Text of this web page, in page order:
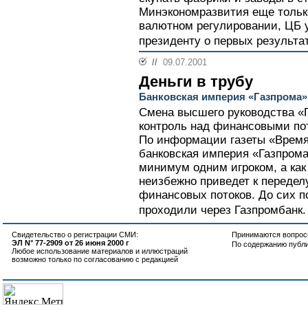
Минэкономразвития еще
валютном регулировании, ЦБ
президенту о первых
// 09.07.2001
Деньги в трубу
Банковская империя «Газпрома»
Смена высшего руководства
контроль над финансовыми
По информации газеты
банковская империя
минимум одним игроком, а
неизбежно приведет к
финансовых потоков. До сих
проходили через Газпромбанк.
Свидетельство о регистрации СМИ:
ЭЛ N° 77-2909 от 26 июня 2000 г
Любое использование материалов и иллюстраций
возможно только по согласованию с редакцией
Принимаются
По содержанию